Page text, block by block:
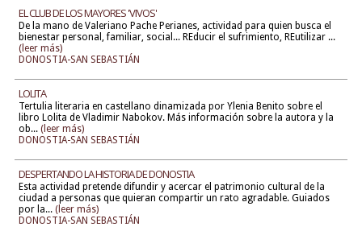
EL CLUB DE LOS MAYORES 'VIVOS'
De la mano de Valeriano Pache Perianes, actividad para quien busca el
bienestar personal, familiar, social... REducir el sufrimiento, REutilizar ...
(leer más)
DONOSTIA-SAN SEBASTIÁN
LOLITA
Tertulia literaria en castellano dinamizada por Ylenia Benito sobre el
libro Lolita de Vladimir Nabokov. Más información sobre la autora y la
ob... (leer más)
DONOSTIA-SAN SEBASTIÁN
DESPERTANDO LA HISTORIA DE DONOSTIA
Esta actividad pretende difundir y acercar el patrimonio cultural de la
ciudad a personas que quieran compartir un rato agradable. Guiados
por la... (leer más)
DONOSTIA-SAN SEBASTIÁN